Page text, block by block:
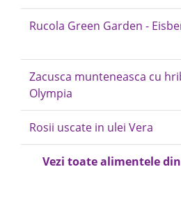
Rucola Green Garden -
Zacusca munteneasca cu
Olympia
Rosii uscate in ulei Vera
Vezi toate alimentele